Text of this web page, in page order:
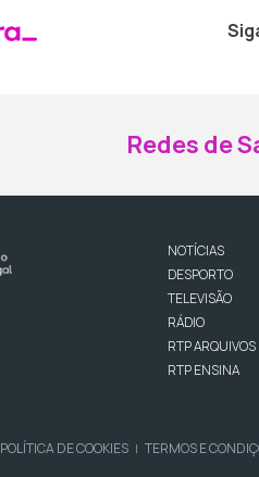
Redes de
NOTÍCIAS
DESPORTO
TELEVISÃO
RÁDIO
RTP ARQUIVOS
RTP ENSINA
POLÍTICA DE COOKIES | TERMOS E